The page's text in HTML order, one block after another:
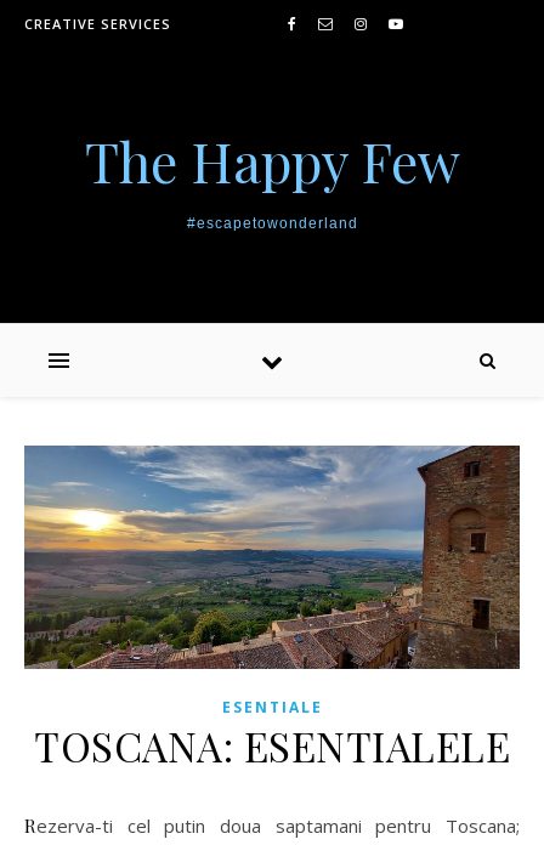
Skip to content
CREATIVE SERVICES
The Happy Few
#escapetowonderland
ESENTIALE
TOSCANA: ESENTIALELE
Rezerva-ti cel putin doua saptamani pentru Toscana;